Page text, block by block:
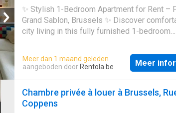
✨ Stylish 1-Bedroom Apartment for Rent –
Grand Sablon, Brussels ✨ Discover
city living in this fully furnished 1-bedroom
building on the prestigious Place du Grand
Perfectly designed for convenience and
this home offers a warm atmosphere in
apartment features a cosy bedroom with a
bed, ideal for restful nights. The bright living
Meer dan 1 maand geleden
aangeboden door Rentola.be Meer
Chambre privée à louer à Brussels,
Coppens